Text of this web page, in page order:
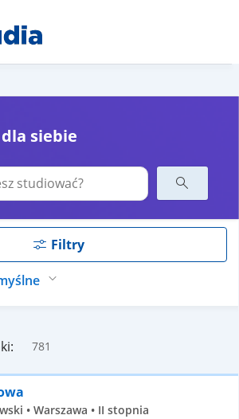
siebie
Filtry
781
• Warszawa • II stopnia